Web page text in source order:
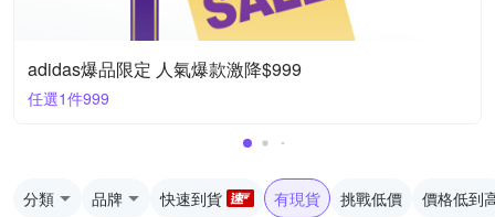
adidas爆品限定 人氣爆款激降$999
任選1件999
分類 品牌 快速到貨 有現貨 挑戰低價 價格低到